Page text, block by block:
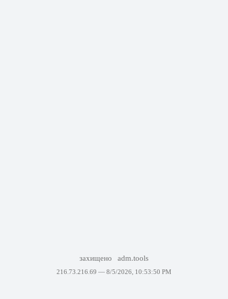
захищено adm.tools
216.73.216.69 — 8/5/2026, 10:53:50 PM